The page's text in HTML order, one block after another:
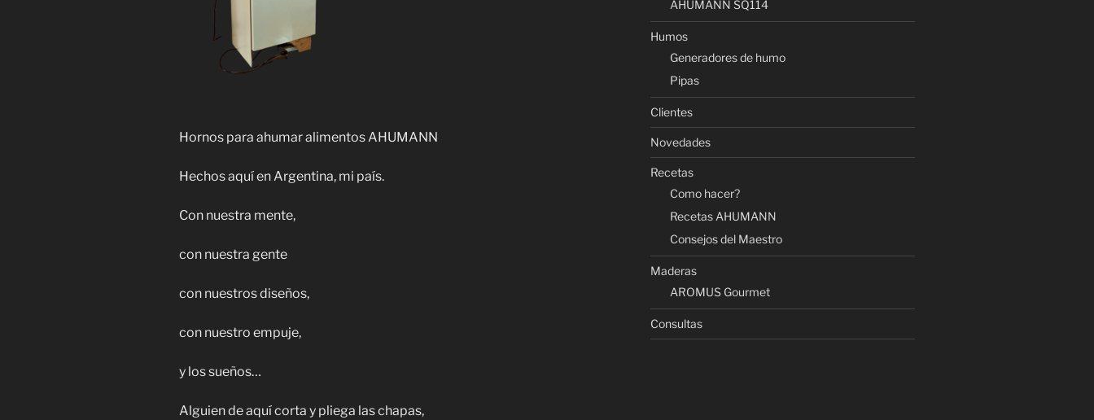
Hornos para ahumar alimentos AHUMANN
Hechos aquí en Argentina, mi país.
Con nuestra mente,
con nuestra gente
con nuestros diseños,
con nuestro empuje,
y los sueños…
Alguien de aquí corta y pliega las chapas,
AHUMANN SQ114
Humos
Generadores de humo
Pipas
Clientes
Novedades
Recetas
Como hacer?
Recetas AHUMANN
Consejos del Maestro
Maderas
AROMUS Gourmet
Consultas